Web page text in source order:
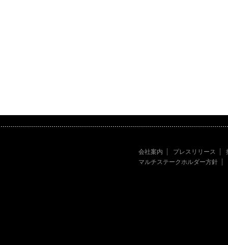
会社案内 プレスリリース
マルチステークホルダー方針